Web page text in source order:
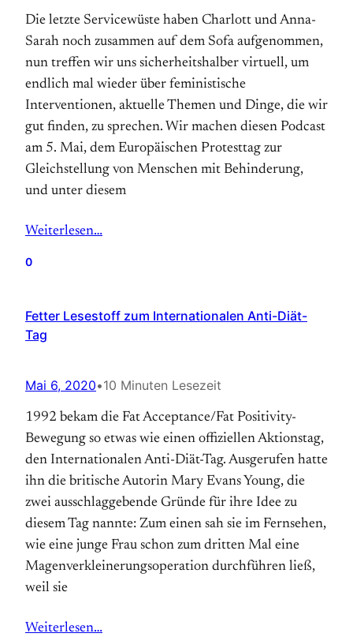
Die letzte Servicewüste haben Charlott und Anna-
Sarah noch zusammen auf dem Sofa aufgenommen,
nun treffen wir uns sicherheitshalber virtuell, um
endlich mal wieder über feministische
Interventionen, aktuelle Themen und Dinge, die wir
gut finden, zu sprechen. Wir machen diesen Podcast
am 5. Mai, dem Europäischen Protesttag zur
Gleichstellung von Menschen mit Behinderung,
und unter diesem
Weiterlesen…
0
Fetter Lesestoff zum Internationalen Anti-Diät-
Tag
Mai 6, 2020•10 Minuten Lesezeit
1992 bekam die Fat Acceptance/Fat Positivity-
Bewegung so etwas wie einen offiziellen Aktions­tag,
den Internationalen Anti-Diät-Tag. Aus­gerufen hatte
ihn die britische Autorin Mary Evans Young, die
zwei ausschlaggebende Gründe für ihre Idee zu
diesem Tag nannte: Zum einen sah sie im Fernsehen,
wie eine junge Frau schon zum dritten Mal eine
Magen­verkleinerungs­operation durchführen ließ,
weil sie
Weiterlesen…